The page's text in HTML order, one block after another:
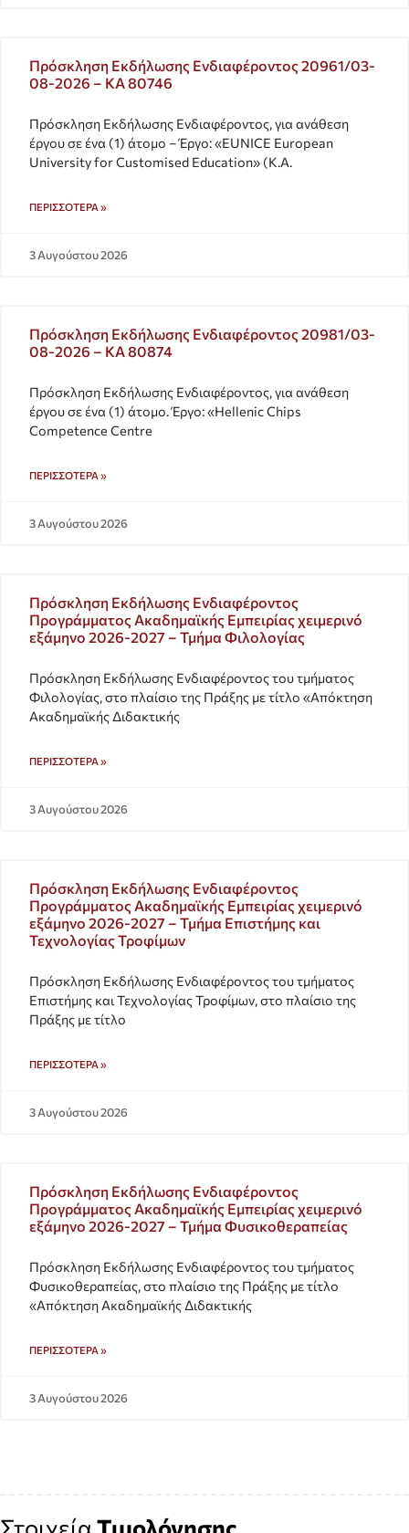
Πρόσκληση Εκδήλωσης Ενδιαφέροντος 20961/03-
08-2026 – ΚΑ 80746
Πρόσκληση Εκδήλωσης Ενδιαφέροντος, για ανάθεση
έργου σε ένα (1) άτομο – Έργο: «EUNICE European
University for Customised Education» (Κ.Α.
ΠΕΡΙΣΣΌΤΕΡΑ »
3 Αυγούστου 2026
Πρόσκληση Εκδήλωσης Ενδιαφέροντος 20981/03-
08-2026 – ΚΑ 80874
Πρόσκληση Εκδήλωσης Ενδιαφέροντος, για ανάθεση
έργου σε ένα (1) άτομο. Έργο: «Hellenic Chips
Competence Centre
ΠΕΡΙΣΣΌΤΕΡΑ »
3 Αυγούστου 2026
Πρόσκληση Εκδήλωσης Ενδιαφέροντος
Προγράμματος Ακαδημαϊκής Εμπειρίας χειμερινό
εξάμηνο 2026-2027 – Τμήμα Φιλολογίας
Πρόσκληση Εκδήλωσης Ενδιαφέροντος του τμήματος
Φιλολογίας, στο πλαίσιο της Πράξης με τίτλο «Απόκτηση
Ακαδημαϊκής Διδακτικής
ΠΕΡΙΣΣΌΤΕΡΑ »
3 Αυγούστου 2026
Πρόσκληση Εκδήλωσης Ενδιαφέροντος
Προγράμματος Ακαδημαϊκής Εμπειρίας χειμερινό
εξάμηνο 2026-2027 – Τμήμα Επιστήμης και
Τεχνολογίας Τροφίμων
Πρόσκληση Εκδήλωσης Ενδιαφέροντος του τμήματος
Επιστήμης και Τεχνολογίας Τροφίμων, στο πλαίσιο της
Πράξης με τίτλο
ΠΕΡΙΣΣΌΤΕΡΑ »
3 Αυγούστου 2026
Πρόσκληση Εκδήλωσης Ενδιαφέροντος
Προγράμματος Ακαδημαϊκής Εμπειρίας χειμερινό
εξάμηνο 2026-2027 – Τμήμα Φυσικοθεραπείας
Πρόσκληση Εκδήλωσης Ενδιαφέροντος του τμήματος
Φυσικοθεραπείας, στο πλαίσιο της Πράξης με τίτλο
«Απόκτηση Ακαδημαϊκής Διδακτικής
ΠΕΡΙΣΣΌΤΕΡΑ »
3 Αυγούστου 2026
Στοιχεία Τιμολόγησης